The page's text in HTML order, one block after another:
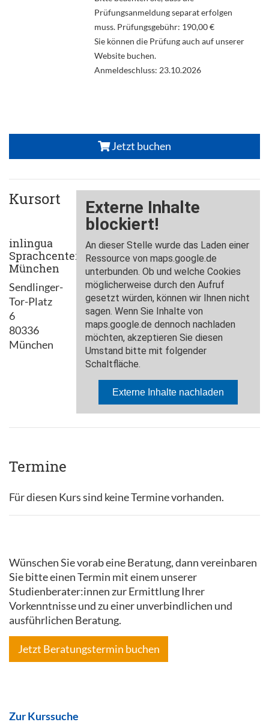
Prüfungsanmeldung separat erfolgen
muss. Prüfungsgebühr: 190,00 €
Sie können die Prüfung auch auf unserer
Website buchen.
Anmeldeschluss: 23.10.2026
Jetzt buchen
Kursort
inlingua
Sprachcenter
München
Sendlinger-
Tor-Platz
6
80336
München
Termine
Für diesen Kurs sind keine Termine vorhanden.
Wünschen Sie vorab eine Beratung, dann vereinbaren
Sie bitte einen Termin mit einem unserer
Studienberater:innen zur Ermittlung Ihrer
Vorkenntnisse und zu einer unverbindlichen und
ausführlichen Beratung.
Jetzt Beratungstermin buchen
Zur Kurssuche